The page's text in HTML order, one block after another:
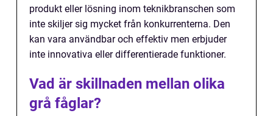
produkt eller lösning inom teknikbranschen som
inte skiljer sig mycket från konkurrenterna. Den
kan vara användbar och effektiv men erbjuder
inte innovativa eller differentierade funktioner.
Vad är skillnaden mellan olika
grå fåglar?